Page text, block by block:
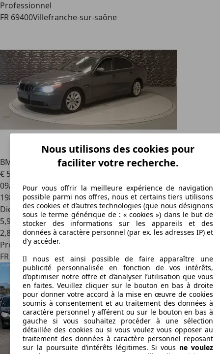
Professionnel
FR 69400Villefranche-sur-saône
BMW 520
520d DPF Sport BERLINE E60 520d PHASE 1
€ 5 990
09/2006
198 111 km
Diesel
5,9 l/100 km (mixte)
2,8
Professionnel
FR 78680 Épône
Nous utilisons des cookies pour
faciliter votre recherche.
Pour vous offrir la meilleure expérience de navigation
possible parmi nos offres, nous et certains tiers utilisons
des cookies et d’autres technologies (que nous désignons
sous le terme générique de : « cookies ») dans le but de
stocker des informations sur les appareils et des
données à caractère personnel (par ex. les adresses IP) et
d’y accéder.
Il nous est ainsi possible de faire apparaître une
publicité personnalisée en fonction de vos intérêts,
d’optimiser notre offre et d’analyser l’utilisation que vous
en faites. Veuillez cliquer sur le bouton en bas à droite
pour donner votre accord à la mise en œuvre de cookies
soumis à consentement et au traitement des données à
caractère personnel y afférent ou sur le bouton en bas à
gauche si vous souhaitez procéder à une sélection
détaillée des cookies ou si vous voulez vous opposer au
traitement des données à caractère personnel reposant
sur la poursuite d’intérêts légitimes. Si vous ne voulez